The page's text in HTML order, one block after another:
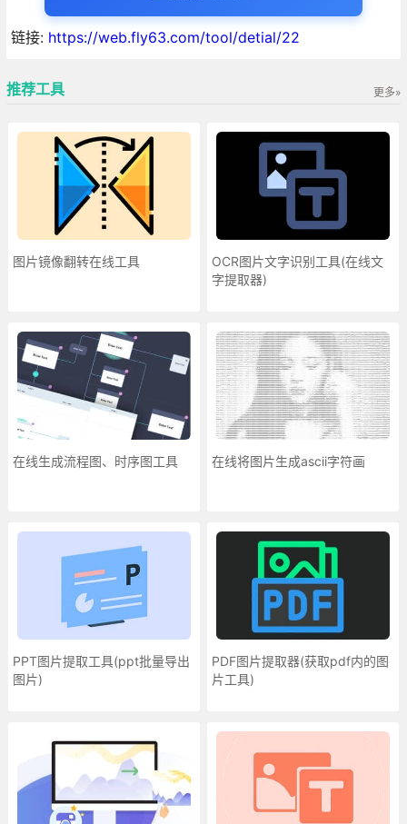
链接: https://web.fly63.com/tool/detial/22
推荐工具 更多»
图片镜像翻转在线工具
OCR图片文字识别工具(在线文
字提取器)
在线生成流程图、时序图工具 在线将图片生成ascii字符画
PPT图片提取工具(ppt批量导出
图片)
PDF图片提取器(获取pdf内的图
片工具)